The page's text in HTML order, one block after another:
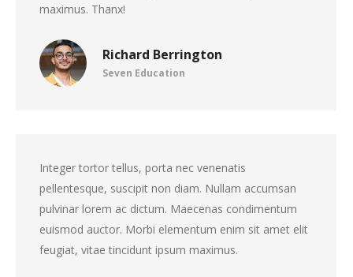
Richard Berrington
Seven Education
maximus. Thanx!
Integer tortor tellus, porta nec venenatis
pellentesque, suscipit non diam. Nullam accumsan
pulvinar lorem ac dictum. Maecenas condimentum
euismod auctor. Morbi elementum enim sit amet elit
feugiat, vitae tincidunt ipsum maximus.